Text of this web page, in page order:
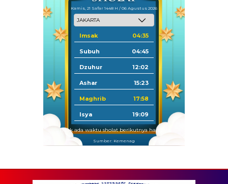
Kamis, 21 Safar 1448 H / 06 Agustus 2026
Imsak 04:35
Subuh 04:45
Dzuhur 12:02
Ashar 15:23
Maghrib 17:58
Isya 19:09
Tidak ada waktu sholat berikutnya hari ini.
Sumber: Kemenag